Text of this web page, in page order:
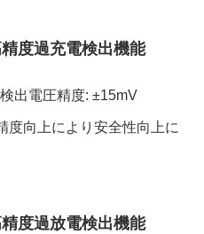
度過充電検出機能
出電圧精度: ±15mV
度向上により安全性向上に
度過放電検出機能